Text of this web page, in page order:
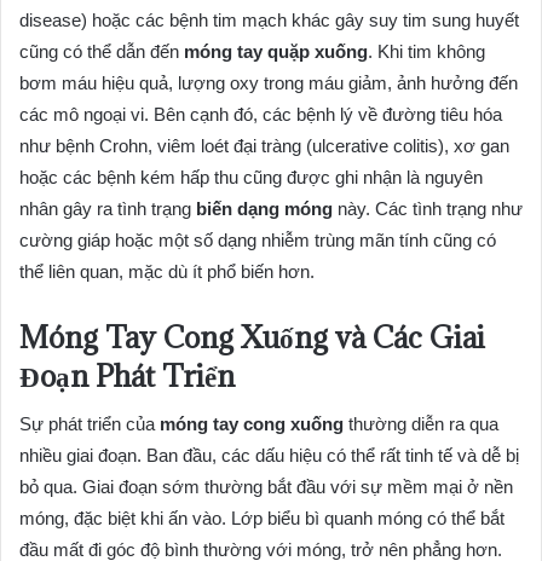
disease) hoặc các bệnh tim mạch khác gây suy tim sung huyết
cũng có thể dẫn đến móng tay quặp xuống. Khi tim không
bơm máu hiệu quả, lượng oxy trong máu giảm, ảnh hưởng đến
các mô ngoại vi. Bên cạnh đó, các bệnh lý về đường tiêu hóa
như bệnh Crohn, viêm loét đại tràng (ulcerative colitis), xơ gan
hoặc các bệnh kém hấp thu cũng được ghi nhận là nguyên
nhân gây ra tình trạng biến dạng móng này. Các tình trạng như
cường giáp hoặc một số dạng nhiễm trùng mãn tính cũng có
thể liên quan, mặc dù ít phổ biến hơn.
Móng Tay Cong Xuống và Các Giai
Đoạn Phát Triển
Sự phát triển của móng tay cong xuống thường diễn ra qua
nhiều giai đoạn. Ban đầu, các dấu hiệu có thể rất tinh tế và dễ bị
bỏ qua. Giai đoạn sớm thường bắt đầu với sự mềm mại ở nền
móng, đặc biệt khi ấn vào. Lớp biểu bì quanh móng có thể bắt
đầu mất đi góc độ bình thường với móng, trở nên phẳng hơn.